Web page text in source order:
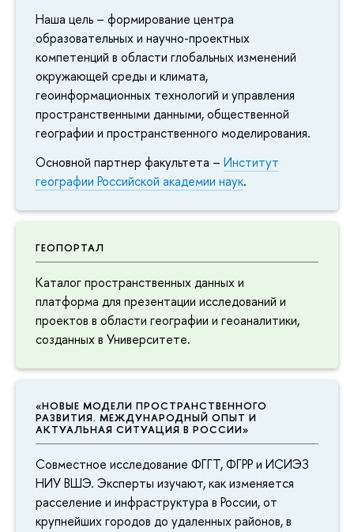
Наша цель – формирование центра
образовательных и научно-проектных
компетенций в области глобальных изменений
окружающей среды и климата,
геоинформационных технологий и управления
пространственными данными, общественной
географии и пространственного моделирования.
Основной партнер факультета – Институт
географии Российской академии наук.
ГЕОПОРТАЛ
Каталог пространственных данных и
платформа для презентации исследований и
проектов в области географии и геоаналитики,
созданных в Университете.
«НОВЫЕ МОДЕЛИ ПРОСТРАНСТВЕННОГО
РАЗВИТИЯ. МЕЖДУНАРОДНЫЙ ОПЫТ И
АКТУАЛЬНАЯ СИТУАЦИЯ В РОССИИ»
Совместное исследование ФГГТ, ФГРР и ИСИЭЗ
НИУ ВШЭ. Эксперты изучают, как изменяется
расселение и инфраструктура в России, от
крупнейших городов до удаленных районов, в